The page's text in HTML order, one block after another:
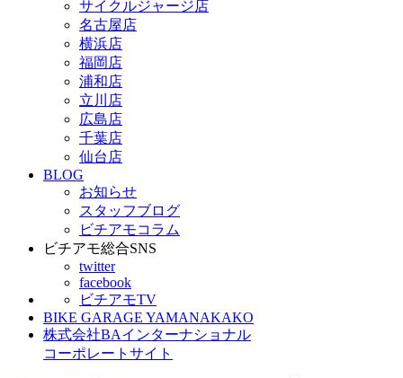
サイクルジャージ店
名古屋店
横浜店
福岡店
浦和店
立川店
広島店
千葉店
仙台店
BLOG
お知らせ
スタッフブログ
ビチアモコラム
ビチアモ総合SNS
twitter
facebook
ビチアモTV
BIKE GARAGE YAMANAKAKO
株式会社BAインターナショナル
コーポレートサイト